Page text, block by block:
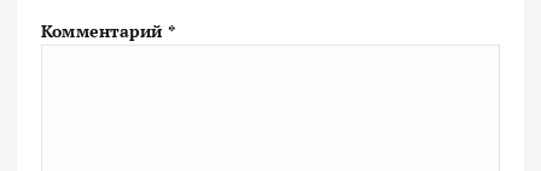
Комментарий *